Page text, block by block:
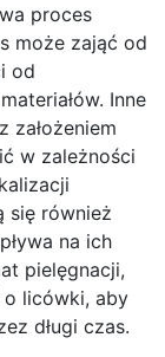
proces
może zająć od
od
Inne
w zależności
się również
na ich
pielęgnacji,
o licówki, aby
długi czas.